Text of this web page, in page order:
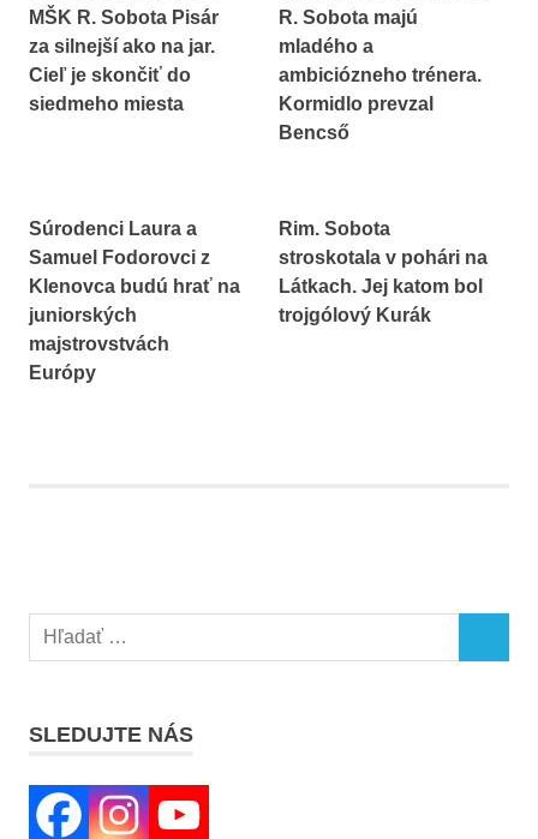
MŠK R. Sobota Pisár
za silnejší ako na jar.
Cieľ je skončiť do
siedmeho miesta
R. Sobota majú
mladého a
ambiciózneho trénera.
Kormidlo prevzal
Bencső
Súrodenci Laura a
Samuel Fodorovci z
Klenovca budú hrať na
juniorských
majstrovstvách
Európy
Rim. Sobota
stroskotala v pohári na
Látkach. Jej katom bol
trojgólový Kurák
Search
SLEDUJTE NÁS